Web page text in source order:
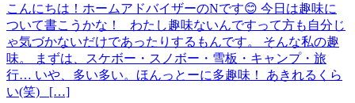
こんにちは！ホームアドバイザーのNです😊 今日は趣味に
ついて書こうかな！ わたし趣味ないんですって方も自分じ
ゃ気づかないだけであったりするもんです。 そんな私の趣
味。 まずは、スケボー・スノボー・雪板・キャンプ・旅
行… いや、多い多い。ほんっとーに多趣味！ あきれるくら
い(笑) […]